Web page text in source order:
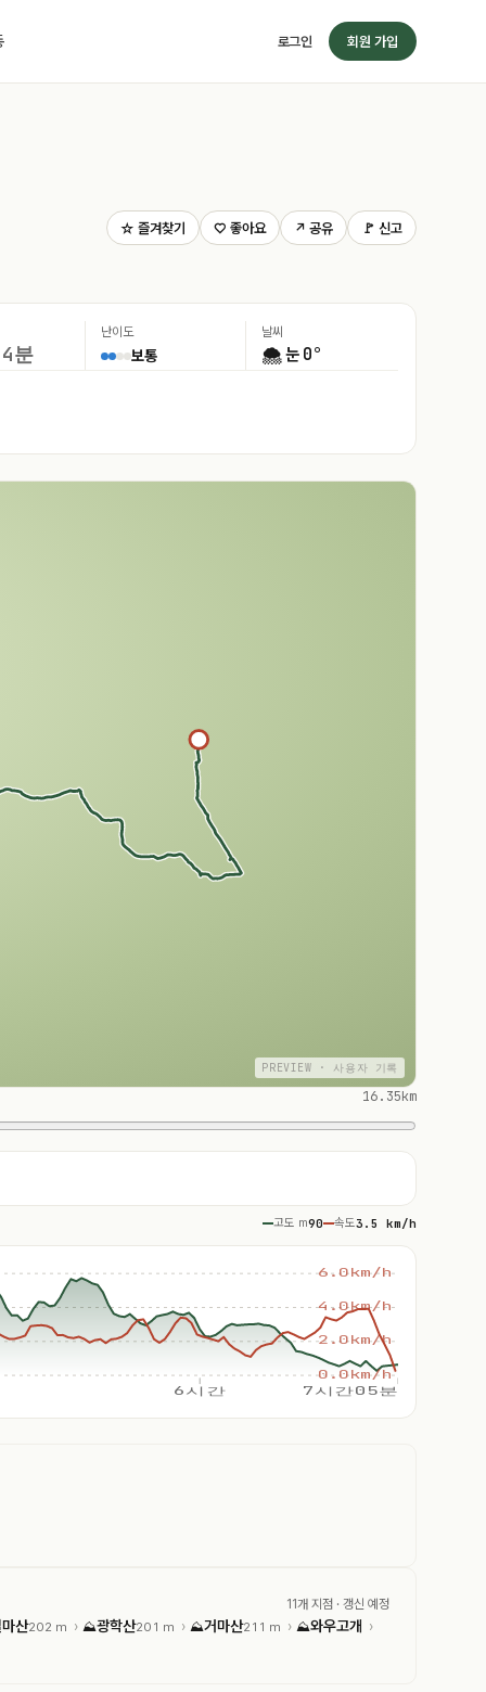
로그인 회원 가입
☆ 즐겨찾기 ♡ 좋아요 ↗ 공유 🚩 신고
분
난이도
보통
날씨
🌨️ 눈 0°
PREVIEW · 사용자 기록
16.35km
고도 m90 속도3.5 km/h
6시간 7시간05분
6.0km/h
4.0km/h
2.0km/h
0.0km/h
11개 지점 · 갱신 예정
산202 m › ⛰광학산201 m › ⛰거마산211 m › ⛰와우고개 ›